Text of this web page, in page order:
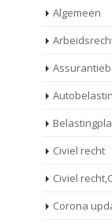
Algemeen
Civiel recht
Civiel
Corona